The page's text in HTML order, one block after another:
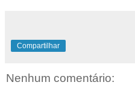
Compartilhar
Nenhum comentário: